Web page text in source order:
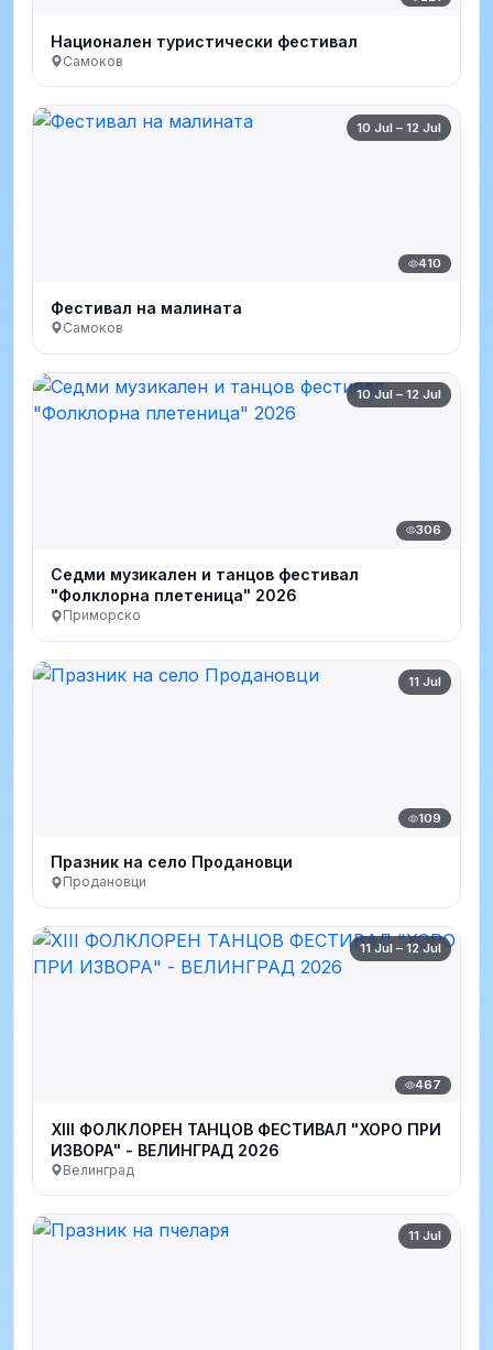
Национален туристически фестивал
Самоков
10 Jul – 12 Jul
410
Фестивал на малината
Самоков
10 Jul – 12 Jul
306
Седми музикален и танцов фестивал
"Фолклорна плетеница" 2026
Приморско
11 Jul
109
Празник на село Продановци
Продановци
11 Jul – 12 Jul
467
XIII ФОЛКЛОРЕН ТАНЦОВ ФЕСТИВАЛ "ХОРО ПРИ
ИЗВОРА" - ВЕЛИНГРАД 2026
Велинград
11 Jul